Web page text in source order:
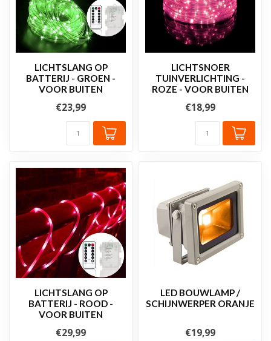
LICHTSLANG OP
BATTERIJ - GROEN -
VOOR BUITEN
€23,99
LICHTSNOER
TUINVERLICHTING -
ROZE - VOOR BUITEN
€18,99
LICHTSLANG OP
BATTERIJ - ROOD -
VOOR BUITEN
€29,99
LED BOUWLAMP /
SCHIJNWERPER ORANJE
€19,99